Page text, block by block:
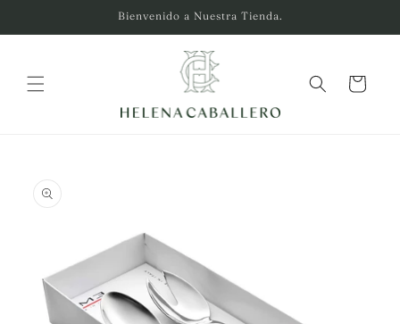
al contenido
Bienvenido a Nuestra Tienda.
Carrito
información